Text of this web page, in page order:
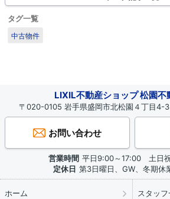
タグ一覧
中古物件
LIXIL不動産ショップ 松園不
〒020-0105 岩手県盛岡市北松園４丁目4-
お問い合わせ
営業時間 平日9:00～17:00 土日
定休日 第3日曜日、GW、冬期休
ホーム スタッフ